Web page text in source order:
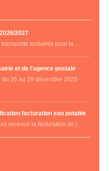
2027
transports scolaires pour la …
et de l'agence postale
26 au 29 décembre 2025
facturation eau potable
recevoir la facturation de l…